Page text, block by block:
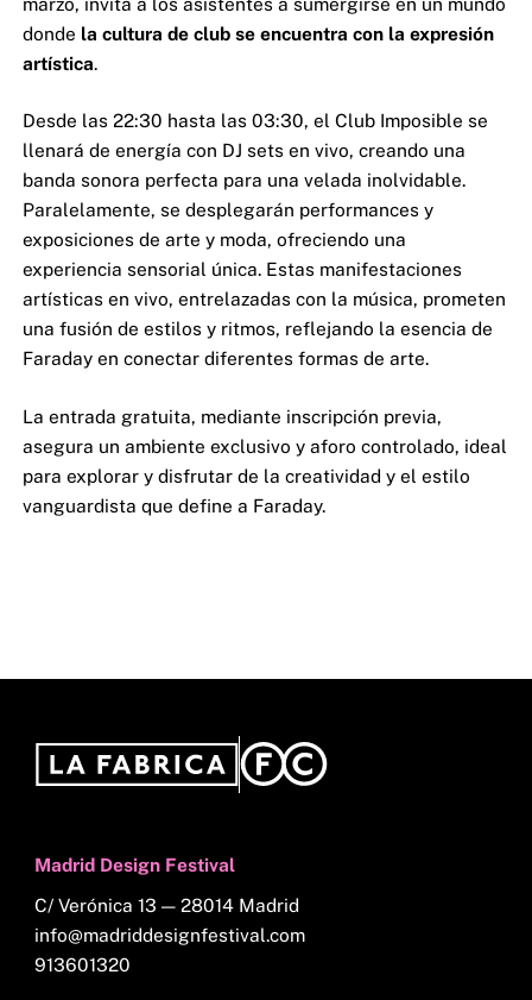
donde la cultura de club se encuentra con la expresión
artística.
Desde las 22:30 hasta las 03:30, el Club Imposible se
llenará de energía con DJ sets en vivo, creando una
banda sonora perfecta para una velada inolvidable.
Paralelamente, se desplegarán performances y
exposiciones de arte y moda, ofreciendo una
experiencia sensorial única. Estas manifestaciones
artísticas en vivo, entrelazadas con la música, prometen
una fusión de estilos y ritmos, reflejando la esencia de
Faraday en conectar diferentes formas de arte.
La entrada gratuita, mediante inscripción previa,
asegura un ambiente exclusivo y aforo controlado, ideal
para explorar y disfrutar de la creatividad y el estilo
vanguardista que define a Faraday.
Madrid Design Festival
C/ Verónica 13 — 28014 Madrid
info@madriddesignfestival.com
913601320